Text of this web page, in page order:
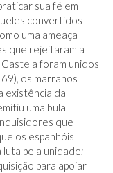
sua fé em
convertidos
uma ameaça
que rejeitaram a
foram unidos
os marranos
existência da
uma bula
que
os espanhóis
pela unidade;
para apoiar